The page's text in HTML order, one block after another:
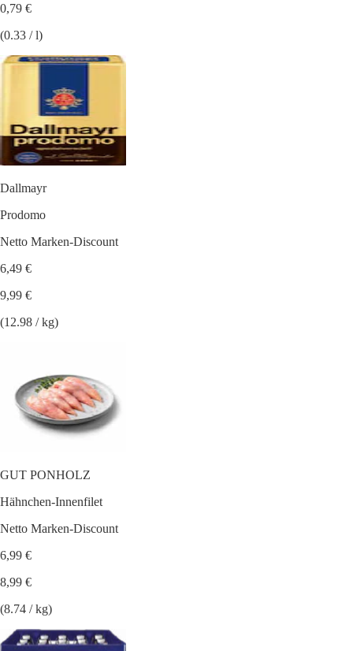
0,79 €
(0.33 / l)
Dallmayr
Prodomo
Netto Marken-Discount
6,49 €
9,99 €
(12.98 / kg)
GUT PONHOLZ
Hähnchen-Innenfilet
Netto Marken-Discount
6,99 €
8,99 €
(8.74 / kg)